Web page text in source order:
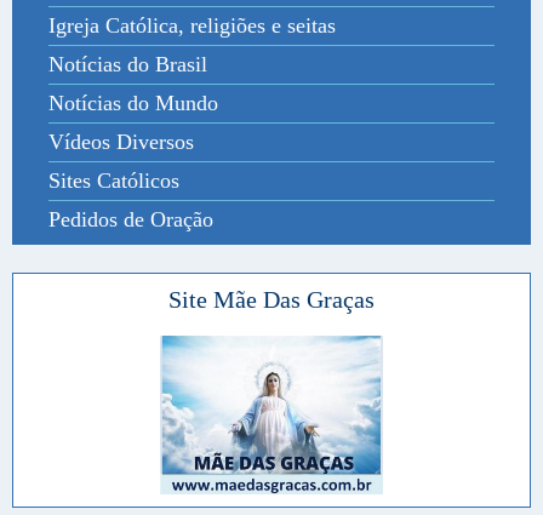
Igreja Católica, religiões e seitas
Notícias do Brasil
Notícias do Mundo
Vídeos Diversos
Sites Católicos
Pedidos de Oração
Site Mãe Das Graças